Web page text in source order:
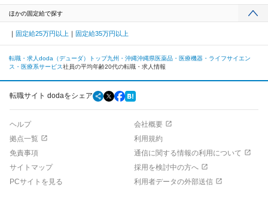
ほかの固定給で探す
固定給25万円以上 固定給35万円以上
転職・求人doda（デューダ）トップ九州・沖縄沖縄県医薬品・医療機器・ライフサイエン
ス・医療系サービス社員の平均年齢20代の転職・求人情報
転職サイト dodaをシェア
ヘルプ
会社概要
拠点一覧
利用規約
免責事項
通信に関する情報の利用について
サイトマップ
採用を検討中の方へ
PCサイトを見る
利用者データの外部送信